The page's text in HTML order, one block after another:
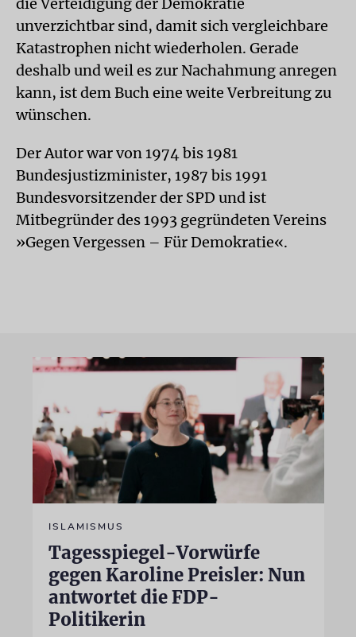
unverzichtbar sind, damit sich vergleichbare
Katastrophen nicht wiederholen. Gerade
deshalb und weil es zur Nachahmung anregen
kann, ist dem Buch eine weite Verbreitung zu
wünschen.
Der Autor war von 1974 bis 1981
Bundesjustizminister, 1987 bis 1991
Bundesvorsitzender der SPD und ist
Mitbegründer des 1993 gegründeten Vereins
»Gegen Vergessen – Für Demokratie«.
ISLAMISMUS
Tagesspiegel-Vorwürfe
gegen Karoline Preisler: Nun
antwortet die FDP-
Politikerin